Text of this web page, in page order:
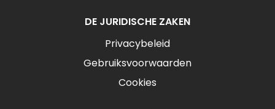
DE JURIDISCHE ZAKEN
Privacybeleid
Gebruiksvoorwaarden
Cookies